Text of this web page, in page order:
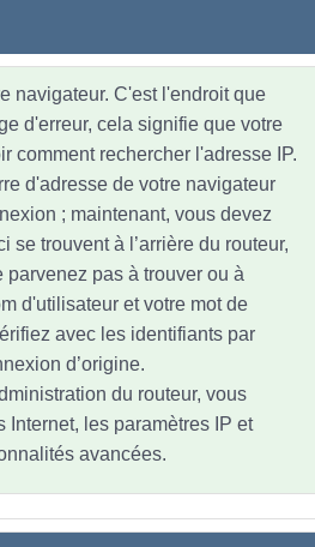
navigateur. C'est l'endroit que
d'erreur, cela signifie que votre
comment rechercher l'adresse IP.
d'adresse de votre navigateur
; maintenant, vous devez
trouvent à l’arrière du routeur,
parvenez pas à trouver ou à
d'utilisateur et votre mot de
avec les identifiants par
d’origine.
du routeur, vous
les paramètres IP et
avancées.